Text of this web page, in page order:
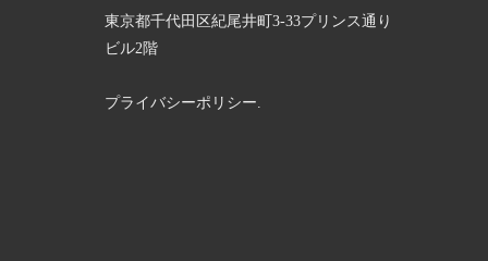
東京都千代田区紀尾井町3-33プリンス通り
ビル2階
プライバシーポリシー.